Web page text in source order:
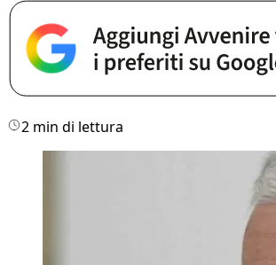
2 min di lettura